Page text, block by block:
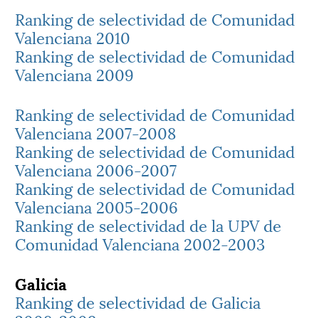
Ranking de selectividad de Comunidad
Valenciana 2010
Ranking de selectividad de Comunidad
Valenciana 2009
Ranking de selectividad de Comunidad
Valenciana 2007-2008
Ranking de selectividad de Comunidad
Valenciana 2006-2007
Ranking de selectividad de Comunidad
Valenciana 2005-2006
Ranking de selectividad de la UPV de
Comunidad Valenciana 2002-2003
Galicia
Ranking de selectividad de Galicia